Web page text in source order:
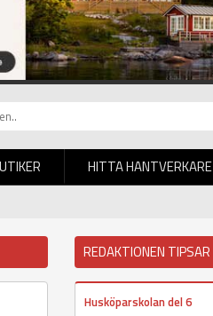
HITTA HANTVERKARE
REDAKTIONEN TIPSAR
Husköparskolan del 6